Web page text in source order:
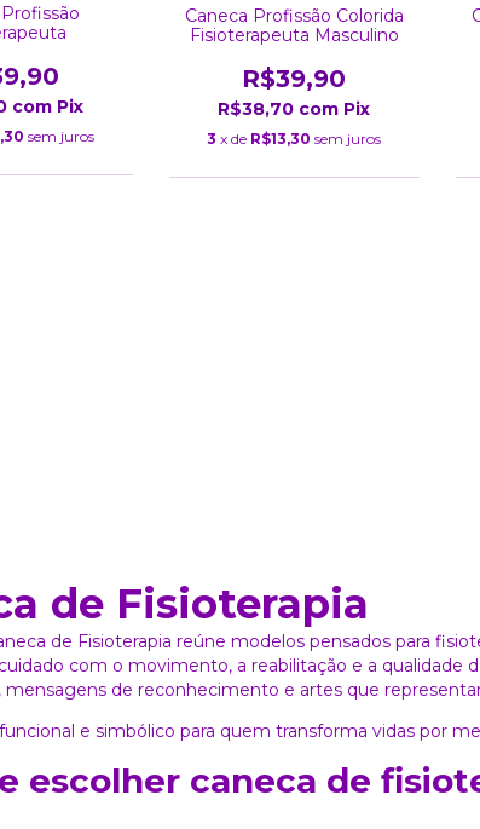
com Pix
sem juros
Caneca Profissão Colorida
Fisioterapeuta Masculino
R$39,90
R$38,70 com Pix
3 x de R$13,30 sem juros
de Fisioterapia
de Fisioterapia reúne modelos pensados para
com o movimento, a reabilitação e a qualidade
mensagens de reconhecimento e artes que
e simbólico para quem transforma vidas por
escolher caneca de